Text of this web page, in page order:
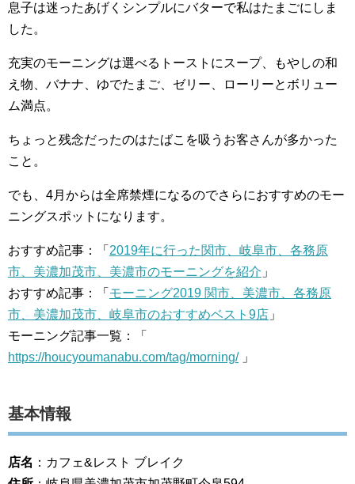
息子は迷ったあげくシンプルにバターで私はたまごにしま
した。
充実のモーニングは選べるトーストにスープ、もやしの和
え物、バナナ、ゆでたまご、ゼリー、ローリーとボリュー
ム満点。
ちょっと残念だったのはたばこを吸うお客さんが多かった
こと。
でも、4月からは全席禁煙になるのでさらにおすすめのモー
ニングスポットになります。
おすすめ記事：「 2019年に行った関市、岐阜市、各務原
市、美濃加茂市、美濃市のモーニングを紹介 」
おすすめ記事：「 モーニング2019 関市、美濃市、各務原
市、美濃加茂市、岐阜市のおすすめベスト9店 」
モーニング記事一覧：「
https://houcyoumanabu.com/tag/morning/」
基本情報
店名 ：カフェ&レスト ブレイク